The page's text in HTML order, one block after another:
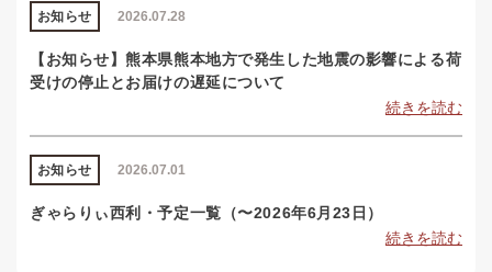
2026.07.28
お知らせ
【お知らせ】熊本県熊本地方で発生した地震の影響による荷
受けの停止とお届けの遅延について
続きを読む
2026.07.01
お知らせ
ぎゃらりぃ西利・予定一覧（〜2026年6月23日）
続きを読む